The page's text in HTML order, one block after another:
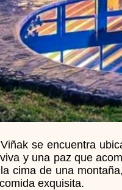
se encuentra
y una paz que
cima de una
exquisita.